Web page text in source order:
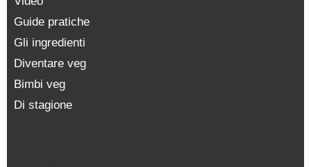
Guide pratiche
Gli ingredienti
Diventare veg
Bimbi veg
Di stagione